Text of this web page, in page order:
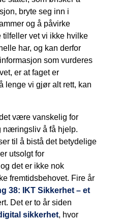
bryte seg inn i
og å påvirke
tilfeller vet vi ikke hvilke
har, og kan derfor
som vurderes
er at faget er
lenge vi gjør alt rett, kan
være vanskelig for
næringsliv å få hjelp.
til å bistå det betydelige
utsolgt for
det er ikke nok
fremtidsbehovet. Fire år
38: IKT Sikkerhet – et
Det er to år siden
sikkerhet, hvor